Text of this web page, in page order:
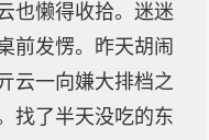
也懒得收拾。迷迷
前发愣。昨天胡闹
云一向嫌大排档之
找了半天没吃的东